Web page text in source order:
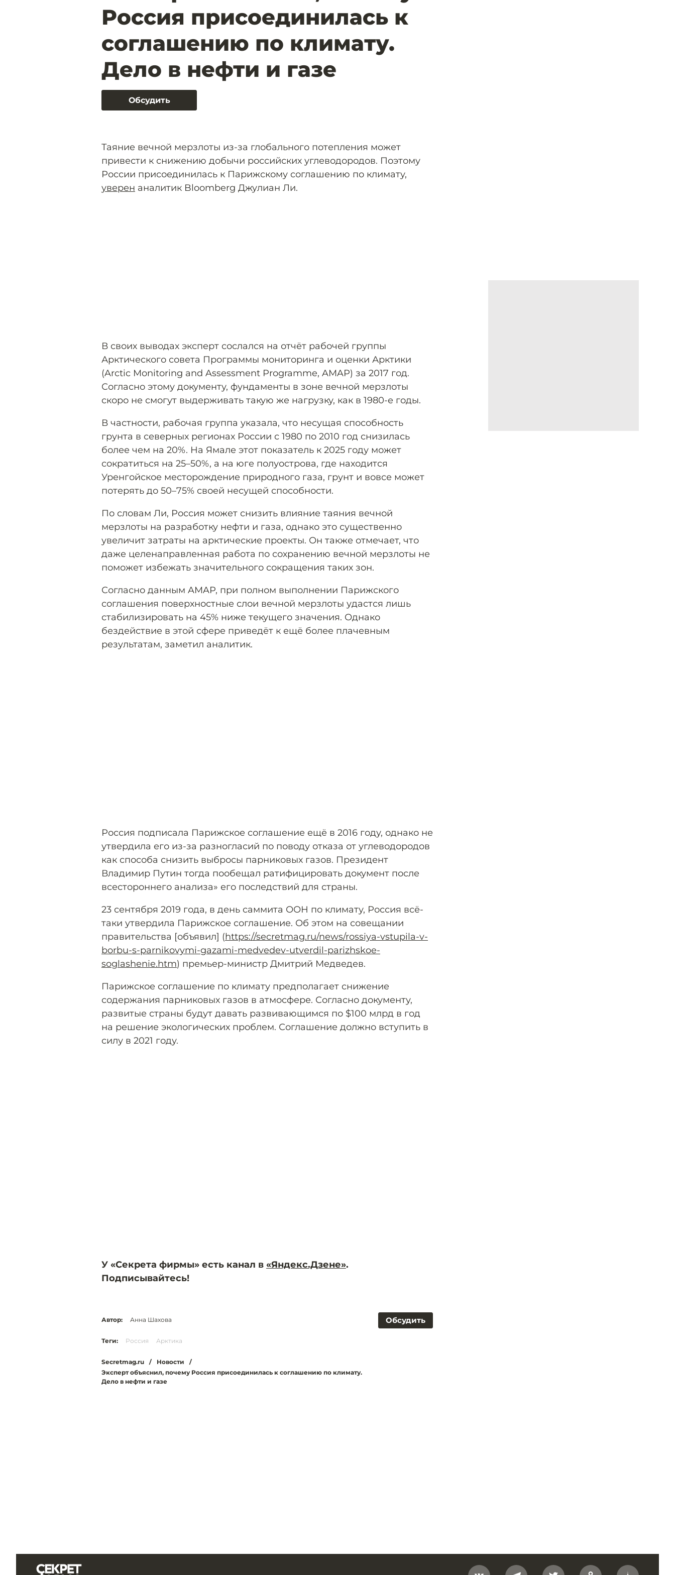
Россия присоединилась к
соглашению по климату.
Дело в нефти и газе
Обсудить
Таяние вечной мерзлоты из-за глобального потепления может
привести к снижению добычи российских углеводородов. Поэтому
России присоединилась к Парижскому соглашению по климату,
уверен аналитик Bloomberg Джулиан Ли.
В своих выводах эксперт сослался на отчёт рабочей группы
Арктического совета Программы мониторинга и оценки Арктики
(Arctic Monitoring and Assessment Programme, AMAP) за 2017 год.
Согласно этому документу, фундаменты в зоне вечной мерзлоты
скоро не смогут выдерживать такую же нагрузку, как в 1980-е годы.
В частности, рабочая группа указала, что несущая способность
грунта в северных регионах России с 1980 по 2010 год снизилась
более чем на 20%. На Ямале этот показатель к 2025 году может
сократиться на 25–50%, а на юге полуострова, где находится
Уренгойское месторождение природного газа, грунт и вовсе может
потерять до 50–75% своей несущей способности.
По словам Ли, Россия может снизить влияние таяния вечной
мерзлоты на разработку нефти и газа, однако это существенно
увеличит затраты на арктические проекты. Он также отмечает, что
даже целенаправленная работа по сохранению вечной мерзлоты не
поможет избежать значительного сокращения таких зон.
Согласно данным AMAP, при полном выполнении Парижского
соглашения поверхностные слои вечной мерзлоты удастся лишь
стабилизировать на 45% ниже текущего значения. Однако
бездействие в этой сфере приведёт к ещё более плачевным
результатам, заметил аналитик.
Россия подписала Парижское соглашение ещё в 2016 году, однако не
утвердила его из-за разногласий по поводу отказа от углеводородов
как способа снизить выбросы парниковых газов. Президент
Владимир Путин тогда пообещал ратифицировать документ после
всестороннего анализа» его последствий для страны.
23 сентября 2019 года, в день саммита ООН по климату, Россия всё-
таки утвердила Парижское соглашение. Об этом на совещании
правительства [объявил] (https://secretmag.ru/news/rossiya-vstupila-v-
borbu-s-parnikovymi-gazami-medvedev-utverdil-parizhskoe-
soglashenie.htm) премьер-министр Дмитрий Медведев.
Парижское соглашение по климату предполагает снижение
содержания парниковых газов в атмосфере. Согласно документу,
развитые страны будут давать развивающимся по $100 млрд в год
на решение экологических проблем. Соглашение должно вступить в
силу в 2021 году.
У «Секрета фирмы» есть канал в «Яндекс.Дзене».
Подписывайтесь!
Обсудить
Автор: Анна Шахова
Теги: Россия Арктика
Secretmag.ru / Новости
/
Эксперт объяснил, почему Россия присоединилась к соглашению по климату.
Дело в нефти и газе